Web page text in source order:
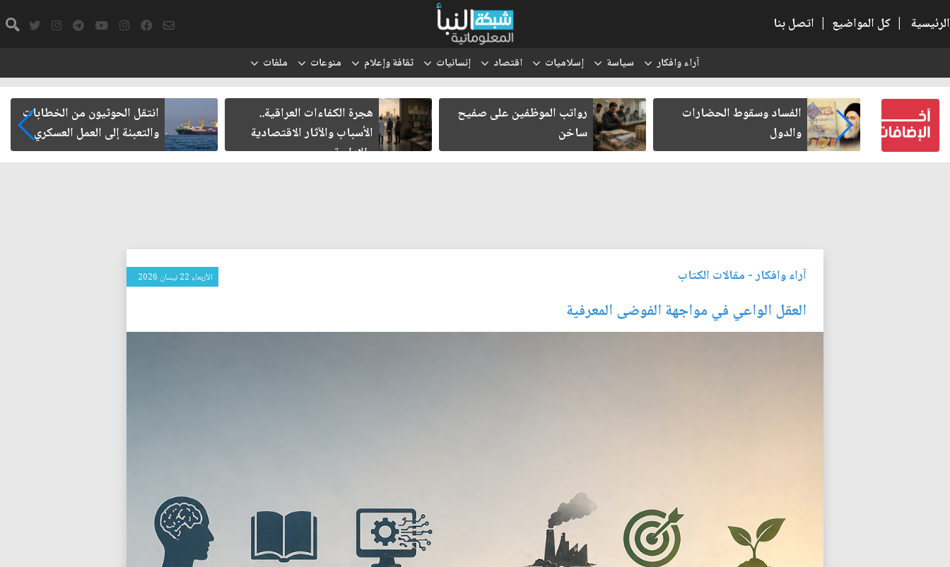
الرئيسية | كل المواضيع | اتصل بنا
آراء وافكار سياسة إسلاميات اقتصاد إنسانيات ثقافة وإعلام منوعات ملفات
كتب لنفسه
الفساد وسقوط الحضارات
والدول
رواتب الموظفين على صفيح
ساخن
هجرة الكفاءات العراقية..
الأسباب والآثار الاقتصادية
والإدارية
انتقل الحوثيون من الخطابات
والتعبئة إلى العمل العسكري
آراء وافكار- مقالات الكتاب الأربعاء 22 نيسان 2026
العقل الواعي في مواجهة الفوضى المعرفية